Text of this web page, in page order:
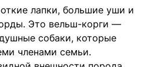
лапки, большие уши и
Это вельш-корги —
собаки, которые
членами семьи.